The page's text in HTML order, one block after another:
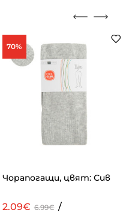
70%
Чорапогащи, цвят: Сив
2.09€ 6.99€ /